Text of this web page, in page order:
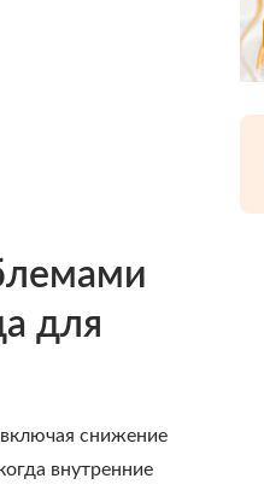
для
снижение
внутренние